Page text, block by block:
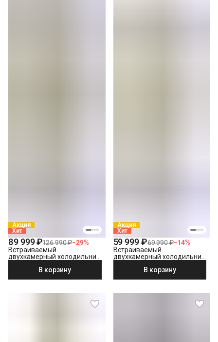
Акция
Хит
89 999 ₽126 990 ₽−29%
Встраиваемый
двухкамерный холодильник
В корзину
Акция
Хит
59 999 ₽69 990 ₽−14%
Встраиваемый
двухкамерный холодильник
В корзину